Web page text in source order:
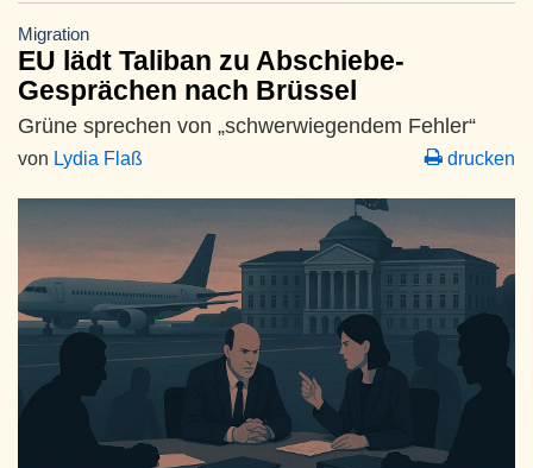
Migration
EU lädt Taliban zu Abschiebe-
Gesprächen nach Brüssel
Grüne sprechen von „schwerwiegendem Fehler“
von Lydia Flaß drucken